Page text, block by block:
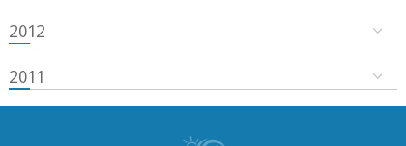
2012
2011